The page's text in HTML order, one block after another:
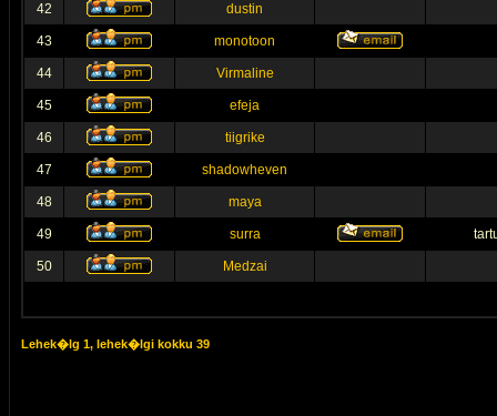
42 dustin
43 monotoon
44 Virmaline
45 efeja
46 tiigrike
47 shadowheven
48 maya
49 surra
50 Medzai
Lehek�lg 1, lehek�lgi kokku 39